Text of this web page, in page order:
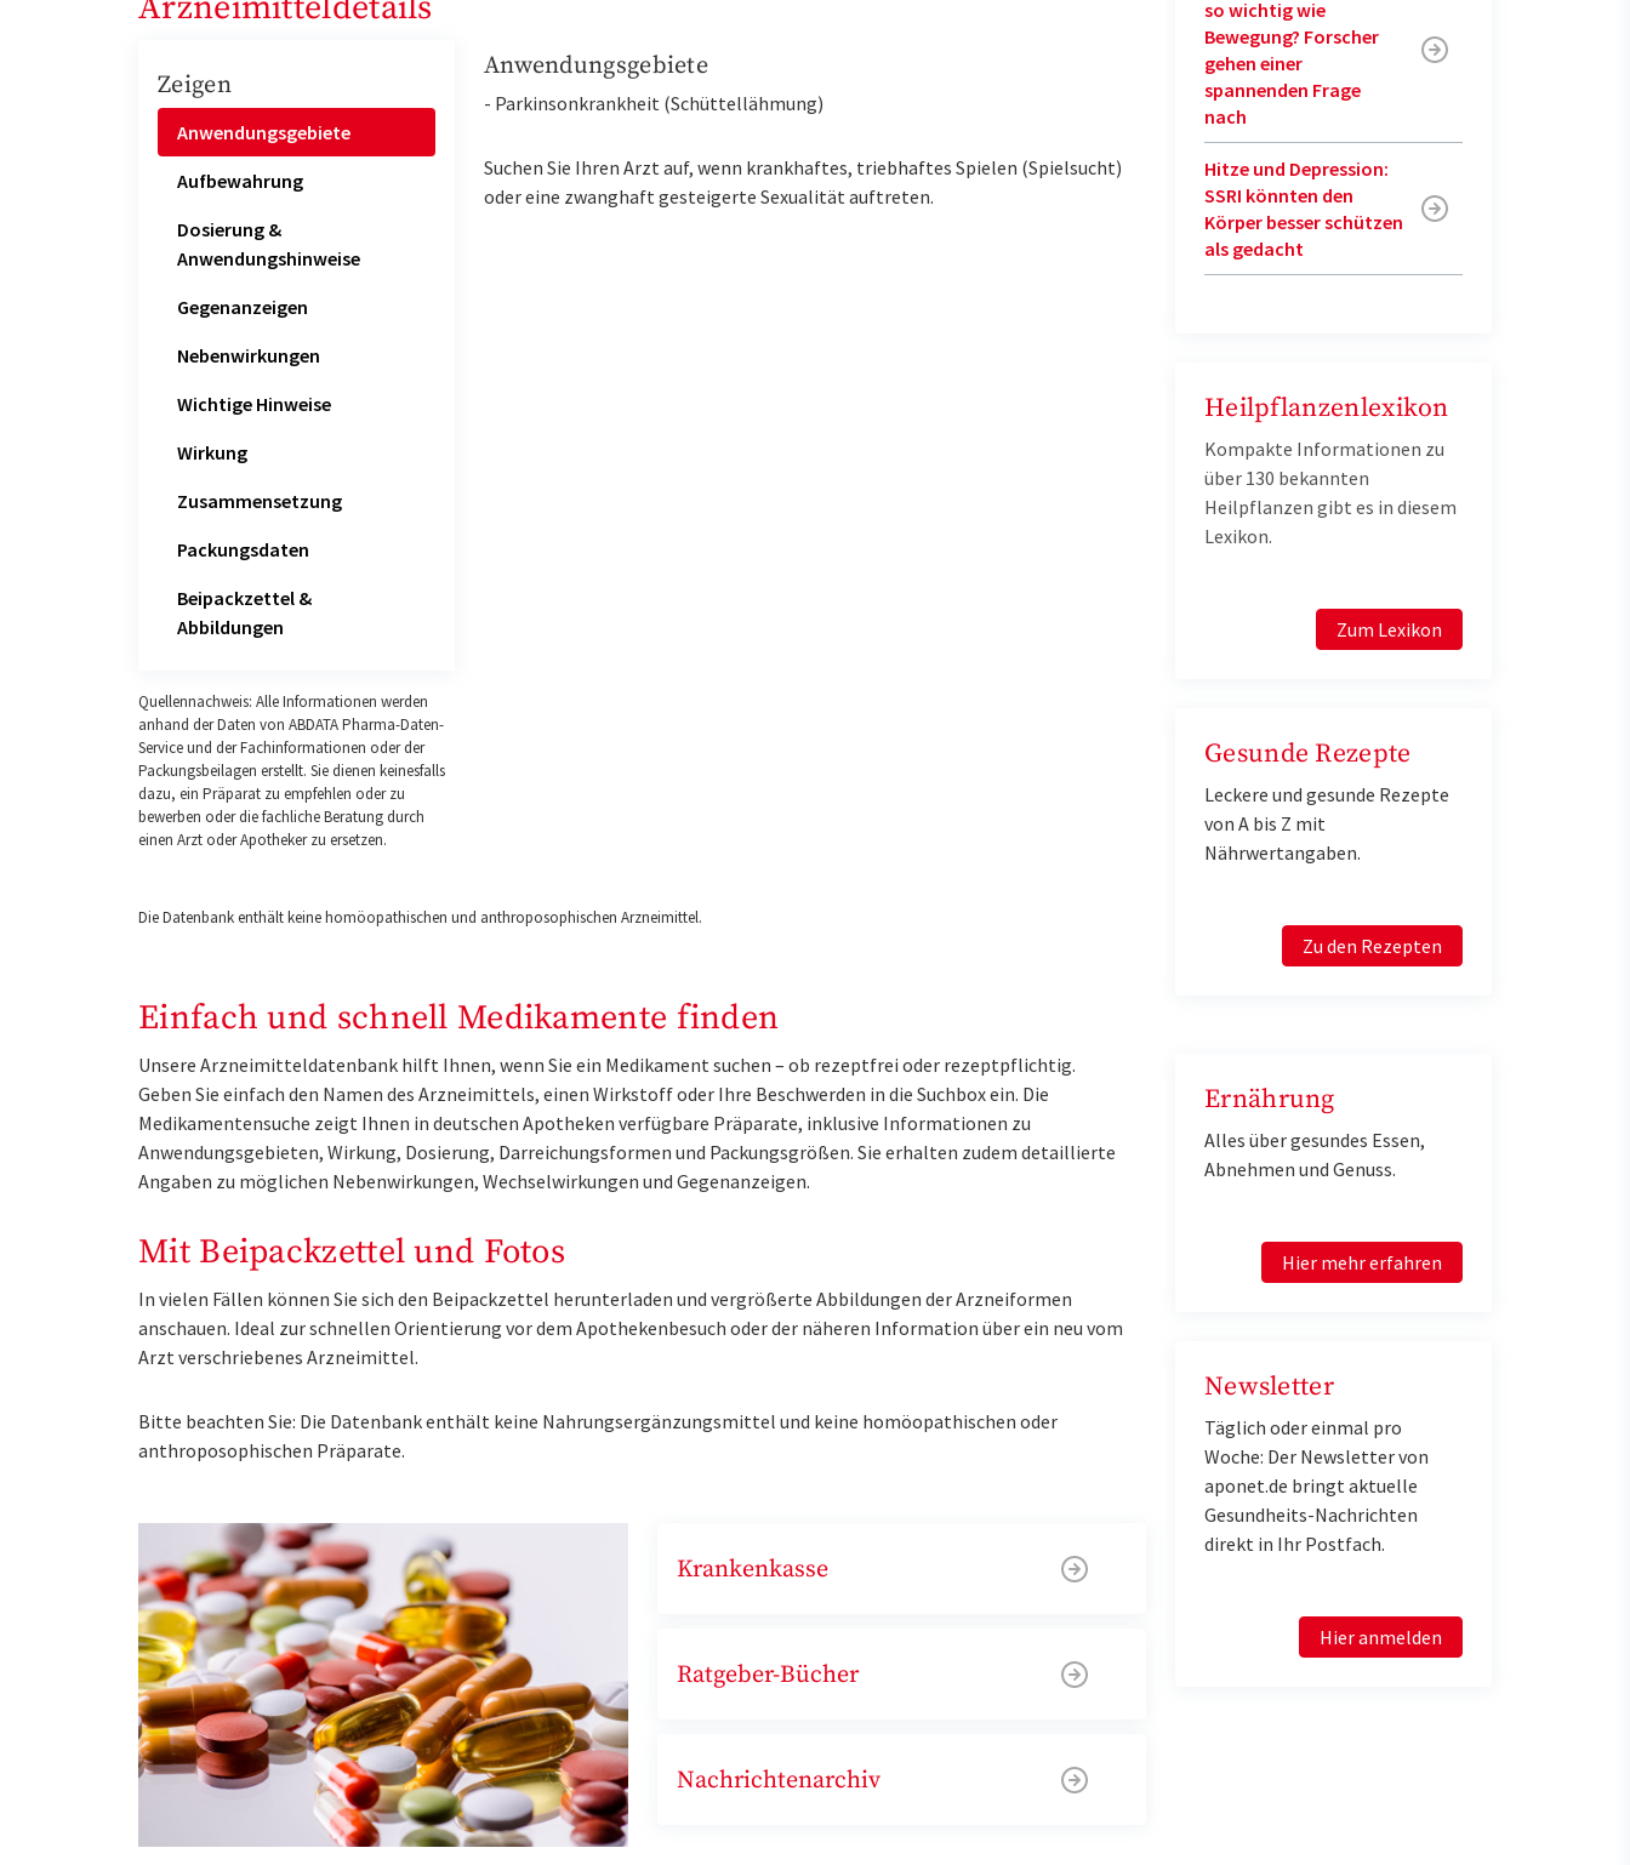
Zeigen
Anwendungsgebiete
Aufbewahrung
Dosierung &
Anwendungshinweise
Gegenanzeigen
Nebenwirkungen
Wichtige Hinweise
Wirkung
Zusammensetzung
Packungsdaten
Beipackzettel &
Abbildungen
Quellennachweis: Alle Informationen werden
anhand der Daten von ABDATA Pharma-Daten-
Service und der Fachinformationen oder der
Packungsbeilagen erstellt. Sie dienen keinesfalls
dazu, ein Präparat zu empfehlen oder zu
bewerben oder die fachliche Beratung durch
einen Arzt oder Apotheker zu ersetzen.
Anwendungsgebiete
- Parkinsonkrankheit (Schüttellähmung)
Suchen Sie Ihren Arzt auf, wenn krankhaftes, triebhaftes Spielen (Spielsucht)
oder eine zwanghaft gesteigerte Sexualität auftreten.
Die Datenbank enthält keine homöopathischen und anthroposophischen Arzneimittel.
Einfach und schnell Medikamente finden
Unsere Arzneimitteldatenbank hilft Ihnen, wenn Sie ein Medikament suchen – ob rezeptfrei oder rezeptpflichtig.
Geben Sie einfach den Namen des Arzneimittels, einen Wirkstoff oder Ihre Beschwerden in die Suchbox ein. Die
Medikamentensuche zeigt Ihnen in deutschen Apotheken verfügbare Präparate, inklusive Informationen zu
Anwendungsgebieten, Wirkung, Dosierung, Darreichungsformen und Packungsgrößen. Sie erhalten zudem detaillierte
Angaben zu möglichen Nebenwirkungen, Wechselwirkungen und Gegenanzeigen.
Mit Beipackzettel und Fotos
In vielen Fällen können Sie sich den Beipackzettel herunterladen und vergrößerte Abbildungen der Arzneiformen
anschauen. Ideal zur schnellen Orientierung vor dem Apothekenbesuch oder der näheren Information über ein neu vom
Arzt verschriebenes Arzneimittel.
Bitte beachten Sie: Die Datenbank enthält keine Nahrungsergänzungsmittel und keine homöopathischen oder
anthroposophischen Präparate.
Krankenkasse
Ratgeber-Bücher
Nachrichtenarchiv
so wichtig wie
Bewegung? Forscher
gehen einer
spannenden Frage
nach
Hitze und Depression:
SSRI könnten den
Körper besser schützen
als gedacht
Heilpflanzenlexikon
Kompakte Informationen zu
über 130 bekannten
Heilpflanzen gibt es in diesem
Lexikon.
Zum Lexikon
Gesunde Rezepte
Leckere und gesunde Rezepte
von A bis Z mit
Nährwertangaben.
Zu den Rezepten
Ernährung
Alles über gesundes Essen,
Abnehmen und Genuss.
Hier mehr erfahren
Newsletter
Täglich oder einmal pro
Woche: Der Newsletter von
aponet.de bringt aktuelle
Gesundheits-Nachrichten
direkt in Ihr Postfach.
Hier anmelden